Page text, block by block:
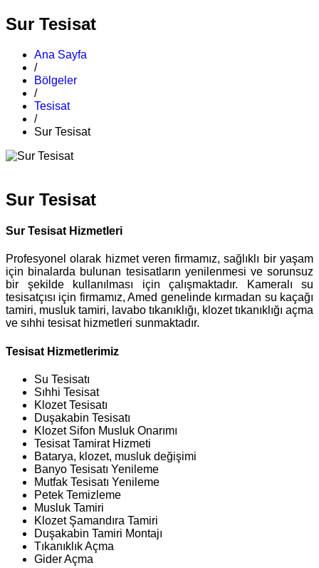
Sur Tesisat
Ana Sayfa
/
Bölgeler
/
Tesisat
/
Sur Tesisat
Sur Tesisat
Sur Tesisat Hizmetleri
Profesyonel olarak hizmet veren firmamız, sağlıklı bir yaşam
için binalarda bulunan tesisatların yenilenmesi ve sorunsuz
bir şekilde kullanılması için çalışmaktadır. Kameralı su
tesisatçısı için firmamız, Amed genelinde kırmadan su kaçağı
tamiri, musluk tamiri, lavabo tıkanıklığı, klozet tıkanıklığı açma
ve sıhhi tesisat hizmetleri sunmaktadır.
Tesisat Hizmetlerimiz
Su Tesisatı
Sıhhi Tesisat
Klozet Tesisatı
Duşakabin Tesisatı
Klozet Sifon Musluk Onarımı
Tesisat Tamirat Hizmeti
Batarya, klozet, musluk değişimi
Banyo Tesisatı Yenileme
Mutfak Tesisatı Yenileme
Petek Temizleme
Musluk Tamiri
Klozet Şamandıra Tamiri
Duşakabin Tamiri Montajı
Tıkanıklık Açma
Gider Açma